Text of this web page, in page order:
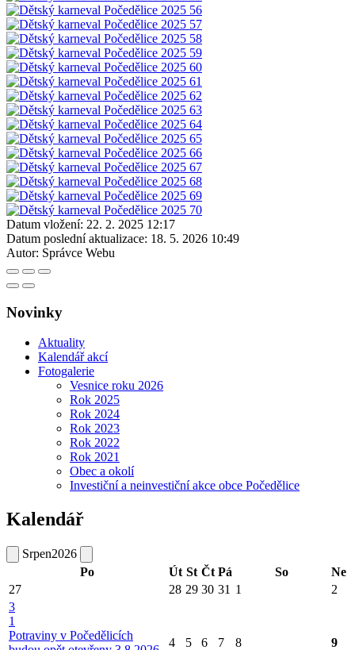
Datum vložení: 22. 2. 2025 12:17
Datum poslední aktualizace: 18. 5. 2026 10:49
Autor: Správce Webu
Novinky
Aktuality
Kalendář akcí
Fotogalerie
Vesnice roku 2026
Rok 2025
Rok 2024
Rok 2023
Rok 2022
Rok 2021
Obec a okolí
Investiční a neinvestiční akce obce Počedělice
Kalendář
Srpen2026
Po
Út St Čt Pá So
Ne
27
28 29 30 31 1
2
3
1
Potraviny v Počedělicích
4 5 6 7 8 9